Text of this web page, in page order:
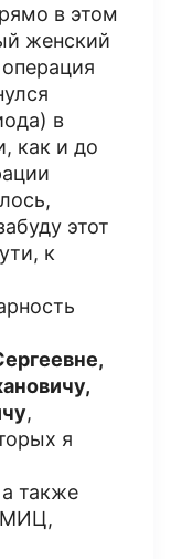
в этом
женский
в
как и до
этот
к
,
я
также